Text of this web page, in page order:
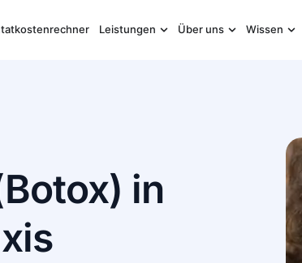
Leistungen Über uns Wissen
in